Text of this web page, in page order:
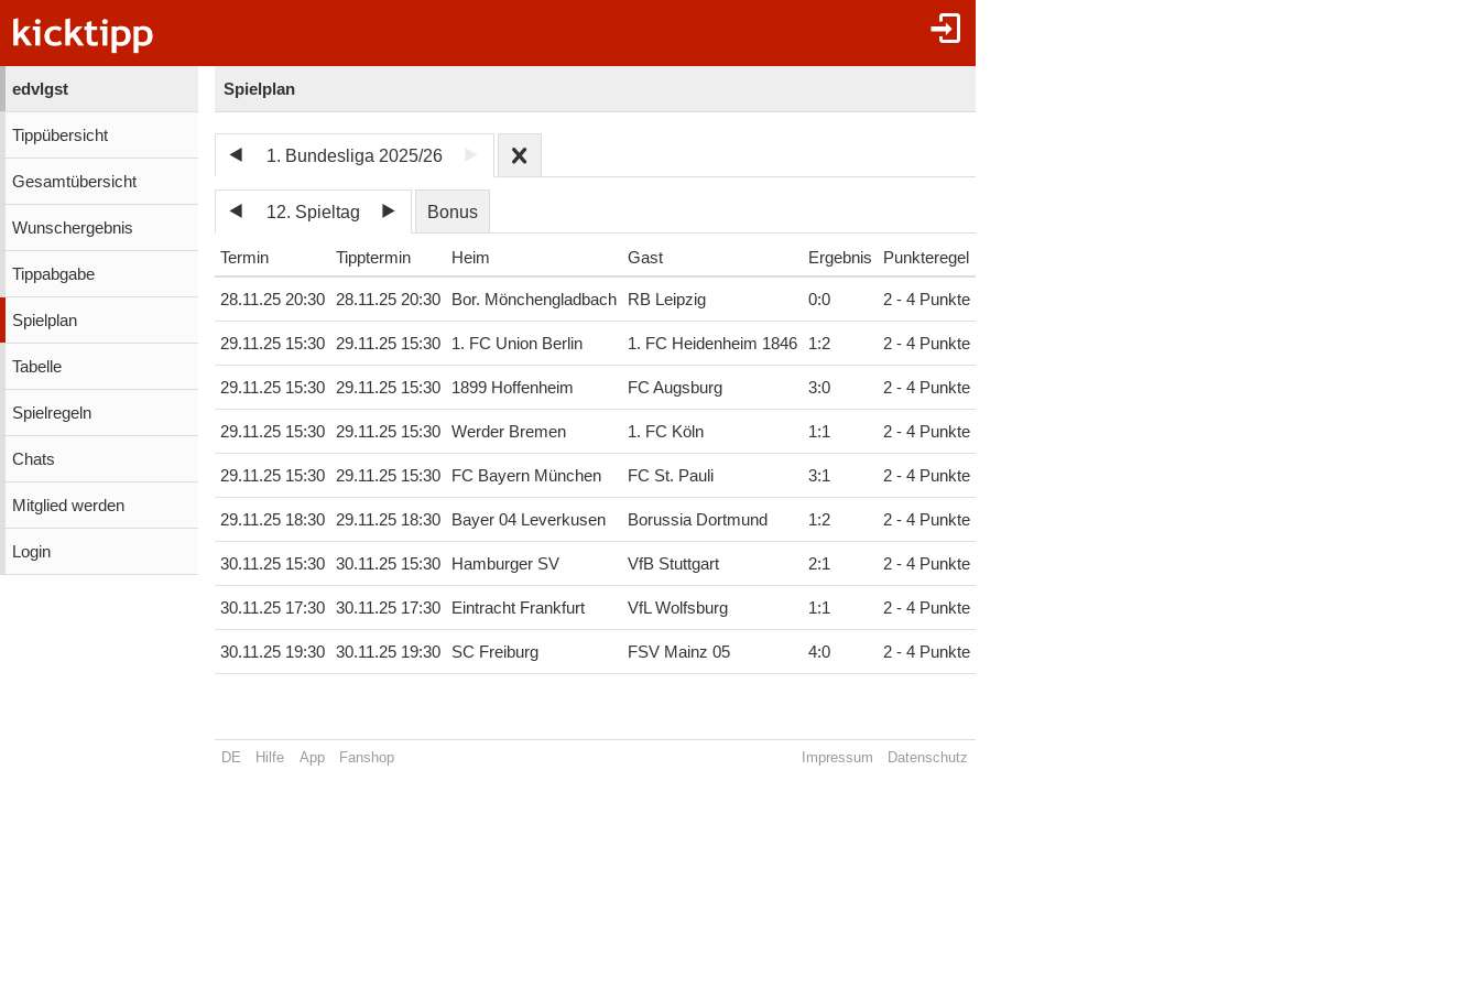
edvlgst
Tippübersicht
Gesamtübersicht
Wunschergebnis
Tippabgabe
Spielplan
Tabelle
Spielregeln
Chats
Mitglied werden
Login
Spielplan
1. Bundesliga 2025/26
12. Spieltag Bonus
Termin Tipptermin Heim Gast Ergebnis Punkteregel
28.11.25 20:30 28.11.25 20:30 Bor. Mönchengladbach RB Leipzig 0:0 2 - 4 Punkte
29.11.25 15:30 29.11.25 15:30 1. FC Union Berlin 1. FC Heidenheim 1846 1:2 2 - 4 Punkte
29.11.25 15:30 29.11.25 15:30 1899 Hoffenheim FC Augsburg 3:0 2 - 4 Punkte
29.11.25 15:30 29.11.25 15:30 Werder Bremen 1. FC Köln 1:1 2 - 4 Punkte
29.11.25 15:30 29.11.25 15:30 FC Bayern München FC St. Pauli 3:1 2 - 4 Punkte
29.11.25 18:30 29.11.25 18:30 Bayer 04 Leverkusen Borussia Dortmund 1:2 2 - 4 Punkte
30.11.25 15:30 30.11.25 15:30 Hamburger SV VfB Stuttgart 2:1 2 - 4 Punkte
30.11.25 17:30 30.11.25 17:30 Eintracht Frankfurt VfL Wolfsburg 1:1 2 - 4 Punkte
30.11.25 19:30 30.11.25 19:30 SC Freiburg FSV Mainz 05 4:0 2 - 4 Punkte
DE Hilfe App Fanshop Impressum Datenschutz